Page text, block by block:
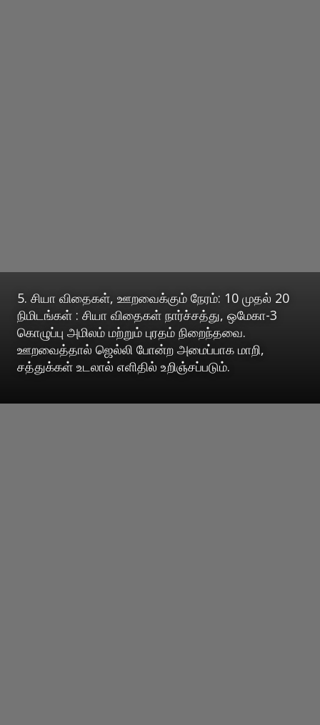
5. சியா விதைகள், ஊறவைக்கும் நேரம்: 10 முதல் 20
நிமிடங்கள் : சியா விதைகள் நார்ச்சத்து, ஒமேகா-3
கொழுப்பு அமிலம் மற்றும் புரதம் நிறைந்தவை.
ஊறவைத்தால் ஜெல்லி போன்ற அமைப்பாக மாறி,
சத்துக்கள் உடலால் எளிதில் உறிஞ்சப்படும்.